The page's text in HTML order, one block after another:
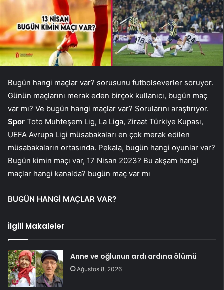
Bugün hangi maçlar var? sorusunu futbolseverler soruyor.
Günün maçlarını merak eden birçok kullanıcı, bugün maç
var mı? Ve bugün hangi maçlar var? Sorularını araştırıyor.
Spor Toto Muhteşem Lig, La Liga, Ziraat Türkiye Kupası,
UEFA Avrupa Ligi müsabakaları en çok merak edilen
müsabakaların ortasında. Pekala, bugün hangi oyunlar var?
Bugün kimin maçı var, 17 Nisan 2023? Bu akşam hangi
maçlar hangi kanalda? bugün maç var mı
BUGÜN HANGİ MAÇLAR VAR?
İlgili Makaleler
Anne ve oğlunun ardı ardına ölümü
Ağustos 8, 2026